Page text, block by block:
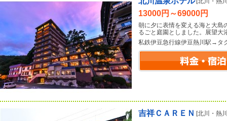
13000円～69000円
朝に夕に表情を変える海と大島
るごと庭園としました。展望大
私鉄伊豆急行線伊豆熱川駅→タ
吉祥ＣＡＲＥＮ [北川・熱